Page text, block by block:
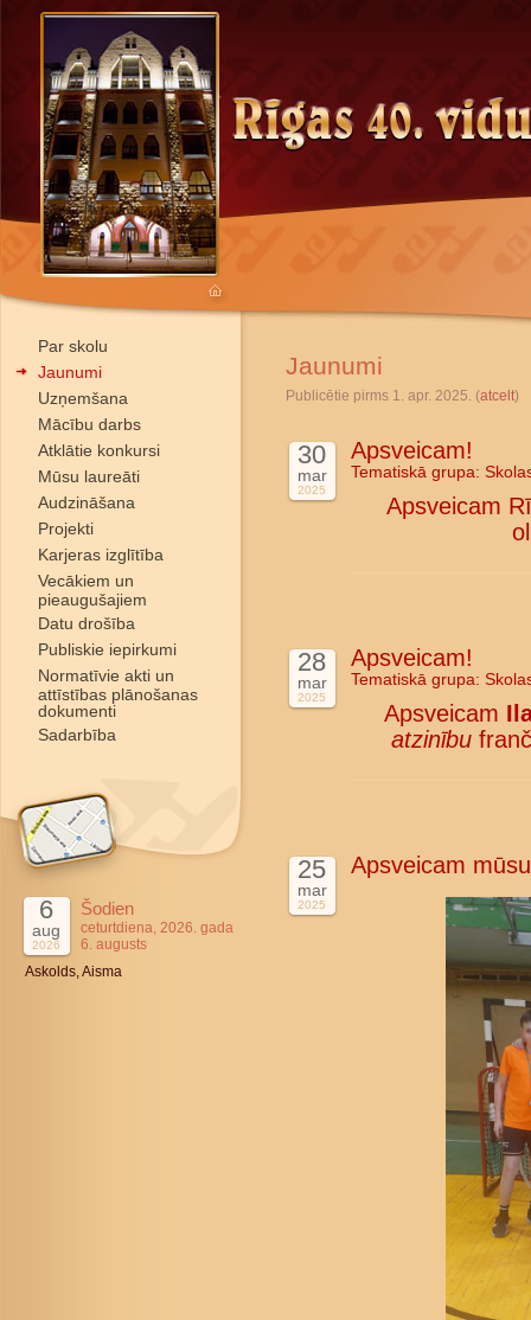
Par skolu
Jaunumi
Uzņemšana
Mācību darbs
Atklātie konkursi
Mūsu laureāti
Audzināšana
Projekti
Karjeras izglītība
Vecākiem un
pieaugušajiem
Datu drošība
Publiskie iepirkumi
Normatīvie akti un
attīstības plānošanas
dokumenti
Sadarbība
6
aug
2026
Šodien
ceturtdiena, 2026. gada
6. augusts
Askolds, Aisma
Jaunumi
Publicētie pirms 1. apr. 2025. (atcelt)
30
mar
2025
Apsveicam!
Tematiskā grupa:
Apsveicam
28
mar
2025
Apsveicam!
Tematiskā grupa:
Apsveicam
atzinību
25
mar
2025
Apsveicam